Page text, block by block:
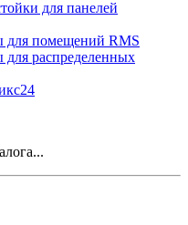
для панелей
для помещений RMS
распределенных